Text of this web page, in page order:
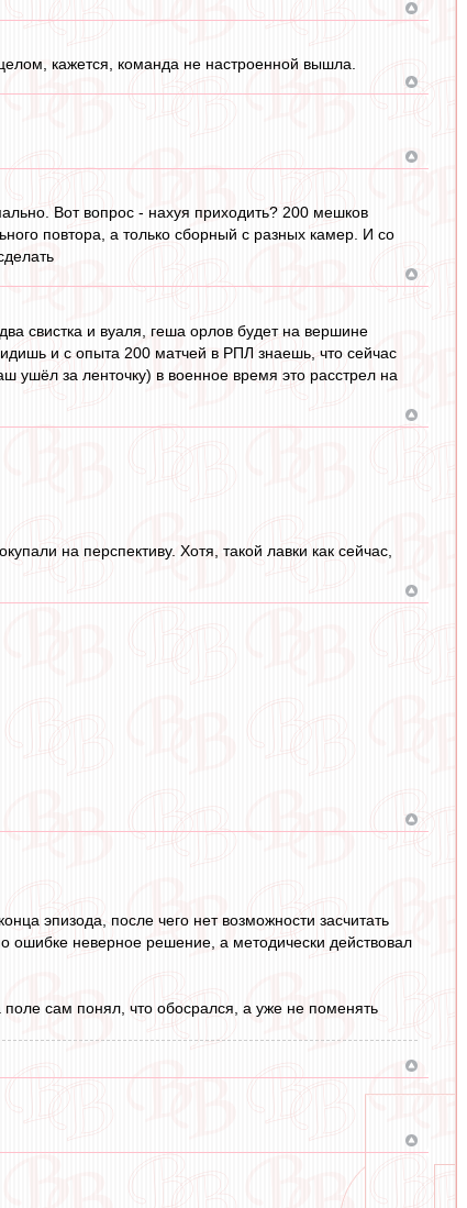
кажется, команда не настроенной вышла.
Вот вопрос - нахуя приходить? 200 мешков
повтора, а только сборный с разных камер. И со
свистка и вуаля, геша орлов будет на вершине
и с опыта 200 матчей в РПЛ знаешь, что сейчас
ушёл за ленточку) в военное время это расстрел на
на перспективу. Хотя, такой лавки как сейчас,
эпизода, после чего нет возможности засчитать
ошибке неверное решение, а методически действовал
сам понял, что обосрался, а уже не поменять